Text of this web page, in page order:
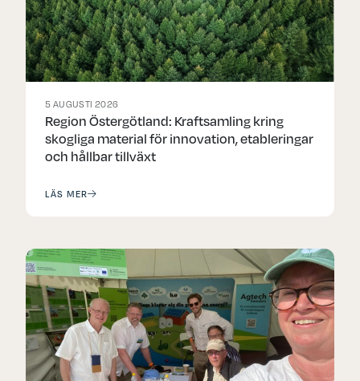
5 AUGUSTI 2026
Region Östergötland: Kraftsamling kring
skogliga material för innovation, etableringar
och hållbar tillväxt
LÄS MER